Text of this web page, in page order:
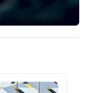
event design,